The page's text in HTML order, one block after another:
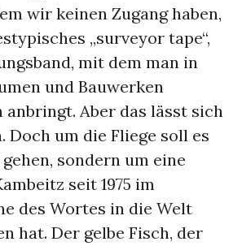
wir keinen Zugang haben,
„surveyor tape“,
mit dem man in
und Bauwerken
Aber das lässt sich
Doch um die Fliege soll es
sondern um eine
seit 1975 im
des Wortes in die Welt
hat. Der gelbe Fisch, der